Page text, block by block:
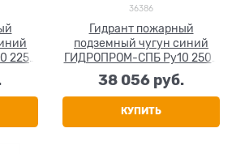
2250
36386
Гидрант пожарный
подземный чугун синий
ГИДРОПРОМ-СПБ Ру10 2500
мм
38 056 руб.
КУПИТЬ